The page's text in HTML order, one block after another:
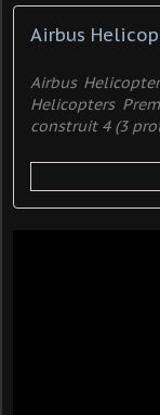
Airbus
Airbus
Helicopters
construit 4 (3